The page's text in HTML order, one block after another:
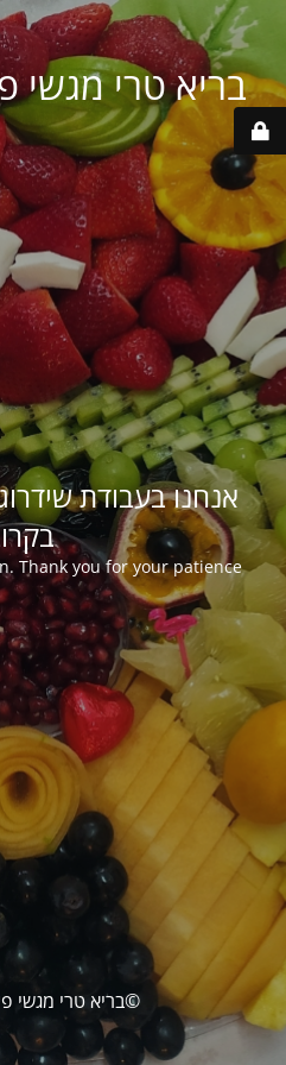
בריא טרי מגשי
אנחנו בעבודת
Thank you for your patience!
©בריא טרי מגשי